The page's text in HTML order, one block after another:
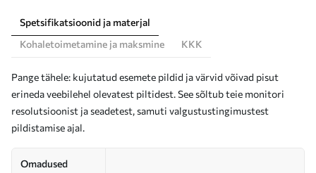
Spetsifikatsioonid ja materjal
Kohaletoimetamine ja maksmine
KKK
Pange tähele: kujutatud esemete pildid ja värvid võivad pisut
erineda veebilehel olevatest piltidest. See sõltub teie monitori
resolutsioonist ja seadetest, samuti valgustustingimustest
pildistamise ajal.
Omadused